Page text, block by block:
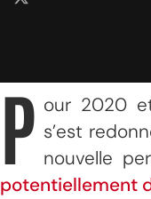
P our 2020
s’est
nouvelle
potentiellement